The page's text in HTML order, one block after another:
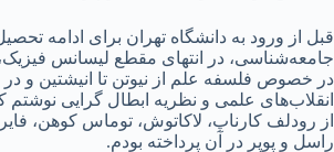
قبل از ورود به دانشگاه تهران برای ادامه
جامعه‌شناسی، در انتهای مقطع لیسانس فیزیک،
در خصوص فلسفه علم از نیوتن تا انیشتین و در
انقلاب‌های علمی و نظریه ابطال گرایی نوشتم
از رودلف کارناپ، لاکاتوش، توماس کوهن،
راسل و پوپر در آن پرداخته بودم.